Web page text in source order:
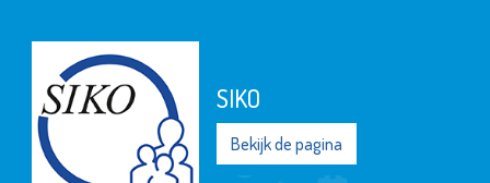
SIKO
Bekijk de pagina